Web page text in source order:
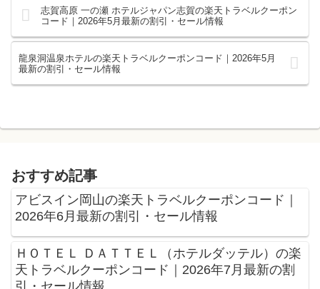
志賀高原 一の瀬 ホテルジャパン志賀の楽天トラベルクーポン
コード｜2026年5月最新の割引・セール情報
龍泉洞温泉ホテルの楽天トラベルクーポンコード｜2026年5月
最新の割引・セール情報
おすすめ記事
アビスイン岡山の楽天トラベルクーポンコード｜
2026年6月最新の割引・セール情報
ＨＯＴＥＬ ＤＡＴＴＥＬ（ホテルダッテル）の楽
天トラベルクーポンコード｜2026年7月最新の割
引・セール情報